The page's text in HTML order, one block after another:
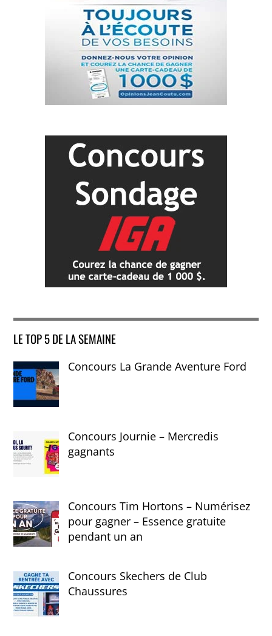
LE TOP 5 DE LA SEMAINE
Concours La Grande Aventure Ford
Concours Journie – Mercredis
gagnants
Concours Tim Hortons – Numérisez
pour gagner – Essence gratuite
pendant un an
Concours Skechers de Club
Chaussures